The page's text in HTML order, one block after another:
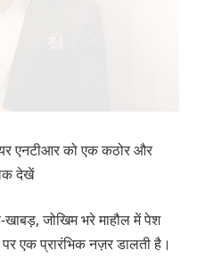
एनटीआर को एक कठोर और
देखें
जोखिम भरे माहौल में पेश
एक प्रारंभिक नज़र डालती है।